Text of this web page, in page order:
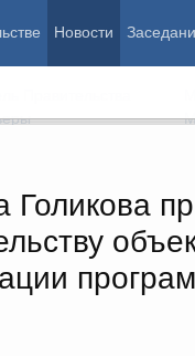
Новости
Голикова
Правительства